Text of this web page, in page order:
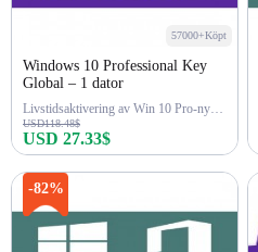
57000+Köpt
Windows 10 Professional Key
Global – 1 dator
Livstidsaktivering av Win 10 Pro-nyckel
USD118.48$
USD 27.33$
-82%